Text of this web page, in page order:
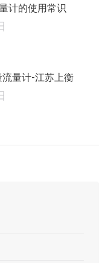
计的使用常识
量计-江苏上衡